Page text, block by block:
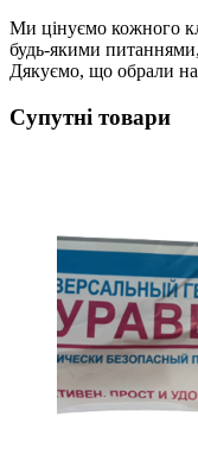
Ми цінуємо кожного
будь-якими
Дякуємо, що обрали
Супутні товари